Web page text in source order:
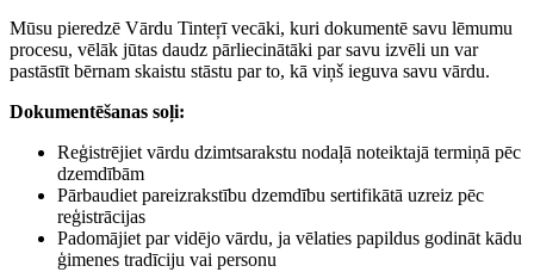
Mūsu pieredzē Vārdu Tinteŗī vecāki, kuri dokumentē savu lēmumu
procesu, vēlāk jūtas daudz pārliecinātāki par savu izvēli un var
pastāstīt bērnam skaistu stāstu par to, kā viņš ieguva savu vārdu.
Dokumentēšanas soļi:
Reģistrējiet vārdu dzimtsarakstu nodaļā noteiktajā termiņā pēc
dzemdībām
Pārbaudiet pareizrakstību dzemdību sertifikātā uzreiz pēc
reģistrācijas
Padomājiet par vidējo vārdu, ja vēlaties papildus godināt kādu
ģimenes tradīciju vai personu